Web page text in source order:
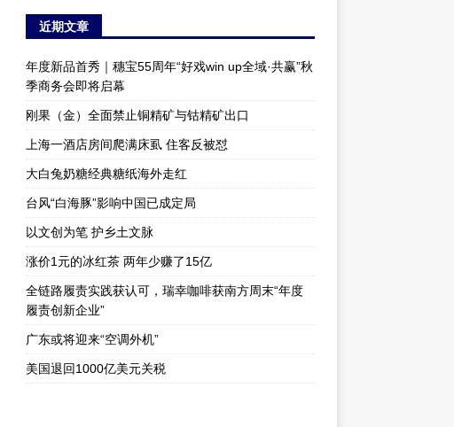
近期文章
年度新品首秀｜穗宝55周年“好戏win up全域·共赢”秋
季商务会即将启幕
刚果（金）全面禁止铜精矿与钴精矿出口
上海一酒店房间爬满床虱 住客反被怼
大白兔奶糖经典糖纸海外走红
台风“白海豚”影响中国已成定局
以文创为笔 护乡土文脉
涨价1元的冰红茶 两年少赚了15亿
全链路履责实践获认可，瑞幸咖啡获南方周末“年度
履责创新企业”
广东或将迎来“空调外机”
美国退回1000亿美元关税